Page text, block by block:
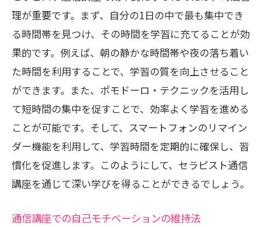
構築
国際的なセラピスト資格の取得と活用
テクノロジーとの融合による新たな可能
性
セラピスト通信講座の効果的な利用法で未来
を切り拓く
通信講座で得た知識の実践的活用法
業界の変化に対応するための学び方
学習成果を客観的に評価する方法
他のプロフェッショナルとの協力方法
理が重要です。まず、自分の1日の中で最も集中でき
る時間帯を見つけ、その時間を学習に充てることが効
果的です。例えば、朝の静かな時間帯や夜の落ち着い
た時間を利用することで、学習の質を向上させること
ができます。また、ポモドーロ・テクニックを活用し
て短時間の集中を促すことで、効率よく学習を進める
ことが可能です。そして、スマートフォンのリマイン
ダー機能を利用して、学習時間を定期的に確保し、習
慣化を促進します。このようにして、セラピスト通信
講座を通じて深い学びを得ることができるでしょう。
通信講座での自己モチベーションの維持法